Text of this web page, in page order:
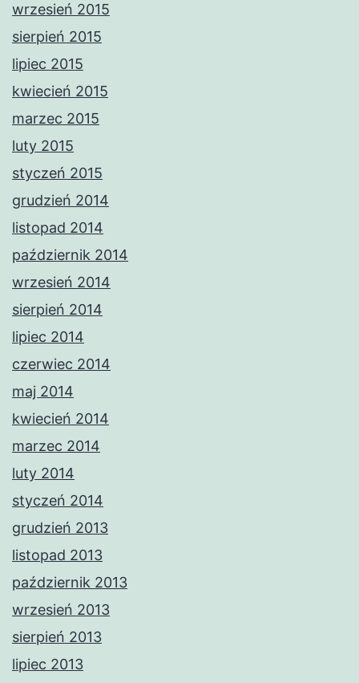
wrzesień 2015
sierpień 2015
lipiec 2015
kwiecień 2015
marzec 2015
luty 2015
styczeń 2015
grudzień 2014
listopad 2014
październik 2014
wrzesień 2014
sierpień 2014
lipiec 2014
czerwiec 2014
maj 2014
kwiecień 2014
marzec 2014
luty 2014
styczeń 2014
grudzień 2013
listopad 2013
październik 2013
wrzesień 2013
sierpień 2013
lipiec 2013